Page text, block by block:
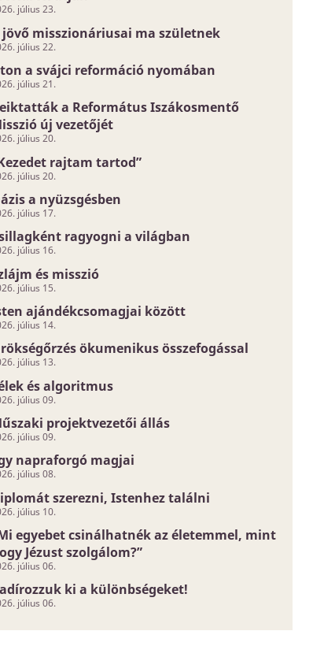
július 23.
jövő misszionáriusai ma születnek
július 22.
a svájci reformáció nyomában
július 21.
a Református Iszákosmentő
új vezetőjét
július 20.
rajtam tartod”
július 20.
a nyüzsgésben
július 17.
ragyogni a világban
július 16.
és misszió
július 15.
ajándékcsomagjai között
július 14.
ökumenikus összefogással
július 13.
és algoritmus
július 09.
projektvezetői állás
július 09.
napraforgó magjai
július 08.
szerezni, Istenhez találni
július 10.
egyebet csinálhatnék az életemmel, mint
Jézust szolgálom?”
július 06.
ki a különbségeket!
július 06.